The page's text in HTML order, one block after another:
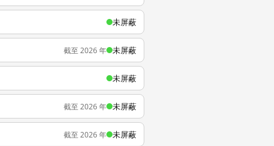
未屏蔽
截至 2026 年 未屏蔽
未屏蔽
截至 2026 年 未屏蔽
截至 2026 年 未屏蔽